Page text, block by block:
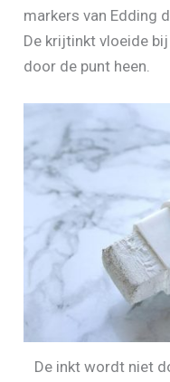
markers van Edding
De krijtinkt vloeide
door de punt heen.
De inkt wordt niet